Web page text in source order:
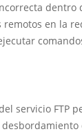
dentro
en la
servicio FTP